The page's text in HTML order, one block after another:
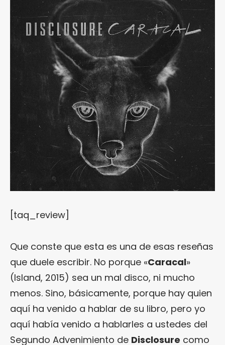
[taq_review]
Que conste que esta es una de esas reseñas
que duele escribir. No porque «Caracal»
(Island, 2015) sea un mal disco, ni mucho
menos. Sino, básicamente, porque hay quien
aquí ha venido a hablar de su libro, pero yo
aquí había venido a hablarles a ustedes del
Segundo Advenimiento de Disclosure como